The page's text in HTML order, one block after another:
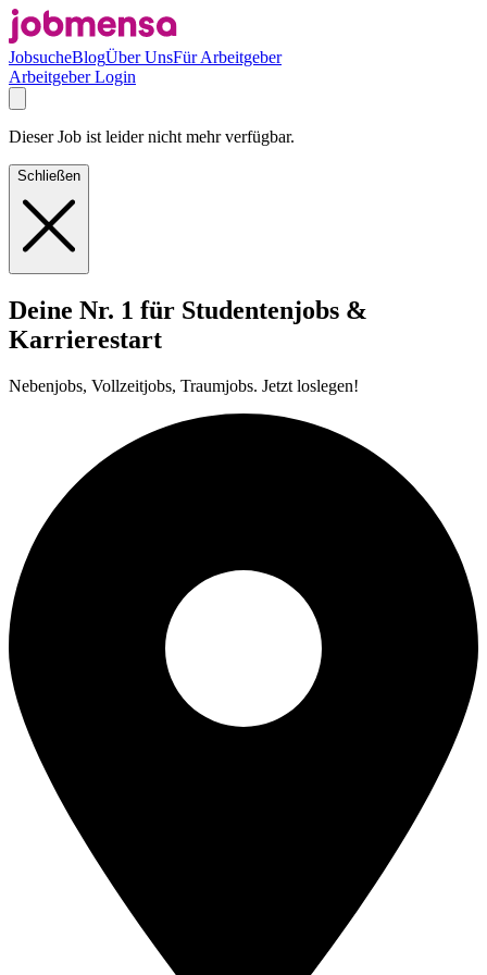
JobsucheBlogÜber UnsFür Arbeitgeber
Arbeitgeber Login
Dieser Job ist leider nicht mehr verfügbar.
Schließen
Deine Nr. 1 für Studentenjobs &
Karrierestart
Nebenjobs, Vollzeitjobs, Traumjobs. Jetzt loslegen!